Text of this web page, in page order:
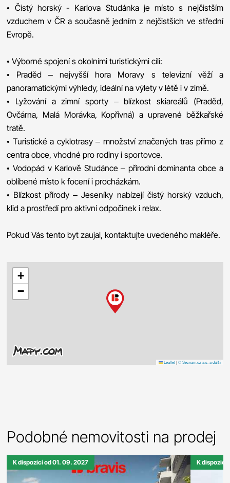
• Čistý horský - Karlova Studánka je místo s nejčistším
vzduchem v ČR a současně jedním z nejčistších ve střední
Evropě.
• Výborné spojení s okolními turistickými cíli:
• Praděd – nejvyšší hora Moravy s televizní věží a
panoramatickými výhledy, ideální na výlety v létě i v zimě.
• Lyžování a zimní sporty – blízkost skiareálů (Praděd,
Ovčárna, Malá Morávka, Kopřivná) a upravené běžkařské
tratě.
• Turistické a cyklotrasy – množství značených tras přímo z
centra obce, vhodné pro rodiny i sportovce.
• Vodopád v Karlově Studánce – přírodní dominanta obce a
oblíbené místo k focení i procházkám.
• Blízkost přírody – Jeseníky nabízejí čistý horský vzduch,
klid a prostředí pro aktivní odpočinek i relax.
Pokud Vás tento byt zaujal, kontaktujte uvedeného makléře.
+
−
Leaflet | © Seznam.cz a.s. a další
Podobné nemovitosti na prodej
K dispozici od 01. 09. 2027 K dispozici